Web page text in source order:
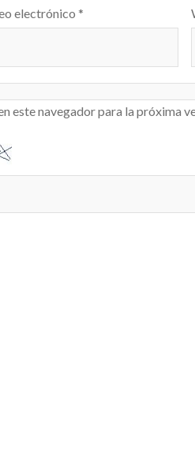
electrónico *
este navegador para la próxima